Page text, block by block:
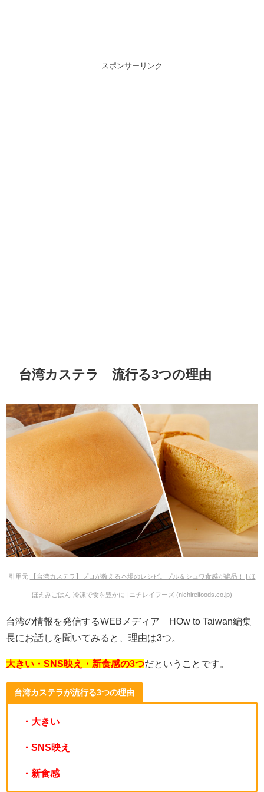
スポンサーリンク
台湾カステラ 流行る3つの理由
引用元: 【台湾カステラ】プロが教える本場のレシピ。プル＆シュワ食感が絶品！ | ほ
ほえみごはん-冷凍で食を豊かに-|ニチレイフーズ (nichireifoods.co.jp)
台湾の情報を発信するWEBメディア HOw to Taiwan編集
長にお話しを聞いてみると、理由は3つ。
大きい・SNS映え・新食感の3つだということです。
台湾カステラが流行る3つの理由
・大きい
・SNS映え
・新食感